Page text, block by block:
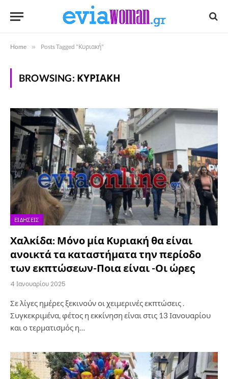
Home » Posts Tagged "Κυριακή"
BROWSING: ΚΥΡΙΑΚΉ
ΕΙΔΉΣΕΙΣ
Χαλκίδα: Μόνο μία Κυριακή θα είναι
ανοικτά τα καταστήματα την περίοδο
των εκπτώσεων-Ποια είναι -Οι ώρες
4 Ιανουαρίου 2025
Σε λίγες ημέρες ξεκινούν οι χειμερινές εκπτώσεις .
Συγκεκριμένα, φέτος η εκκίνηση είναι στις 13 Ιανουαρίου
και ο τερματισμός η…